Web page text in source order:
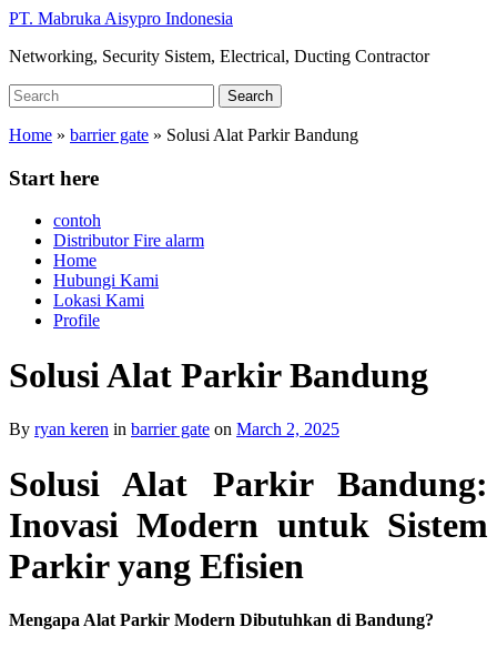
Skip
main
PT. Mabruka Aisypro Indonesia
Networking, Security Sistem, Electrical, Ducting Contractor
Search
for:
Search
Home » barrier gate » Solusi Alat Parkir Bandung
Start here
contoh
Distributor Fire alarm
Home
Hubungi Kami
Lokasi Kami
Profile
Solusi Alat Parkir Bandung
By ryan keren in barrier gate on March 2, 2025
Solusi Alat Parkir Bandung:
Inovasi Modern untuk Sistem
Parkir yang Efisien
Mengapa Alat Parkir Modern Dibutuhkan di Bandung?